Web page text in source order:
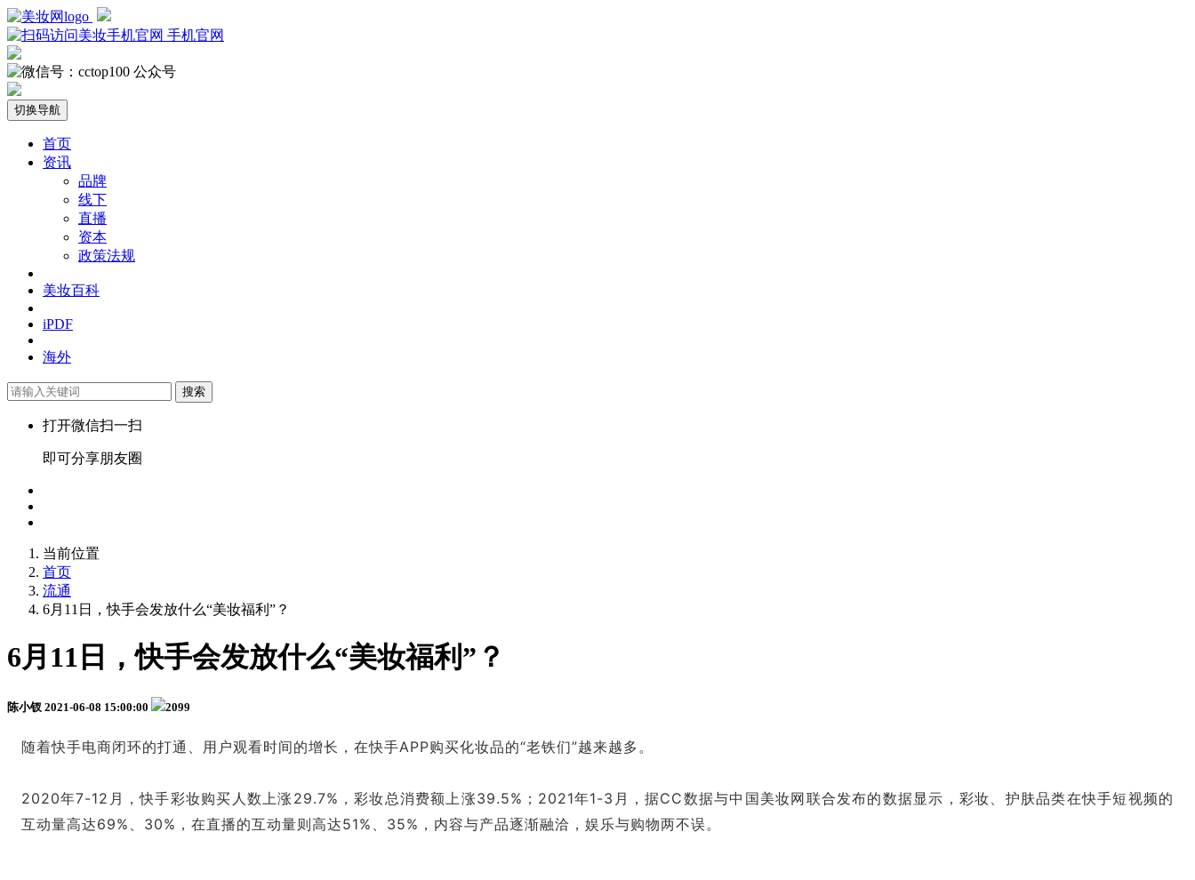
手机官网
公众号
切换导航
首页
资讯
品牌
线下
直播
资本
政策法规
美妆百科
iPDF
海外
搜索
打开微信扫一扫
即可分享朋友圈
当前位置
首页
流通
6月11日，快手会发放什么“美妆福利”？
6月11日，快手会发放什么“美妆福利”？
陈小钗 2021-06-08 15:00:00 2099
随着快手电商闭环的打通、用户观看时间的增长，在快手APP购买化妆品的“老铁们”越来越多。
2020年7-12月，快手彩妆购买人数上涨29.7%，彩妆总消费额上涨39.5%；2021年1-3月，据CC数据与中国美妆网联合发布的数据显示，彩妆、护肤品类在快手短视频的
互动量高达69%、30%，在直播的互动量则高达51%、35%，内容与产品逐渐融洽，娱乐与购物两不误。